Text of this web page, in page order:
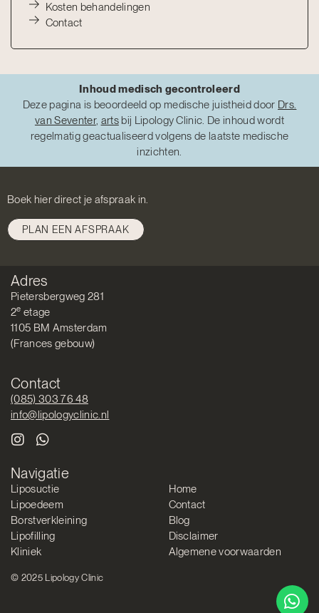
Kosten behandelingen
Contact
Inhoud medisch gecontroleerd
Deze pagina is beoordeeld op medische juistheid door Drs.
van Seventer, artsbij Lipology Clinic. De inhoud wordt
regelmatig geactualiseerd volgens de laatste medische
inzichten.
Navigatie
Liposuctie
Lipoedeem
Borstverkleining
Lipofilling
Kliniek
Home
Contact
Blog
Disclaimer
Algemene voorwaarden
© 2025 Lipology Clinic
Boek hier direct je afspraak in.
PLAN EEN AFSPRAAK
Adres
Pietersbergweg 281
2e etage
1105 BM Amsterdam
(Frances gebouw)
Contact
(085) 303 76 48
info@lipologyclinic.nl